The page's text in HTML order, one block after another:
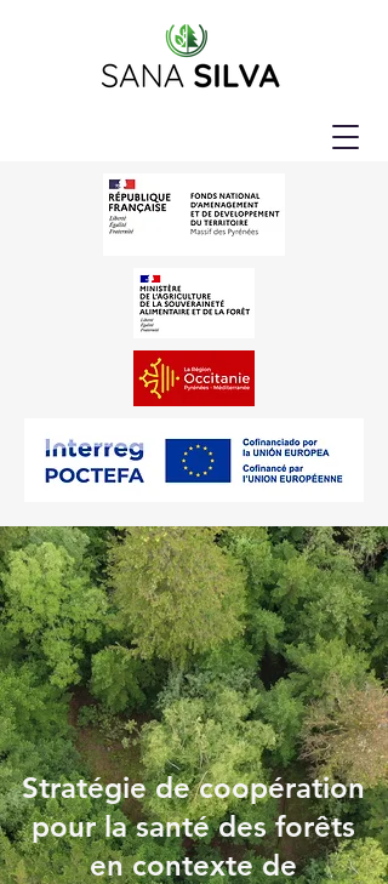
Stratégie de coopération
pour la santé des forêts
en contexte de